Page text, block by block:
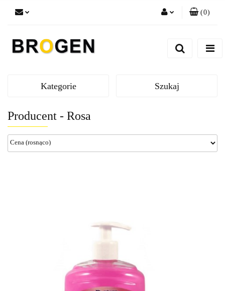
Zgody cookies
(0)
Kategorie Szukaj
Producent - Rosa